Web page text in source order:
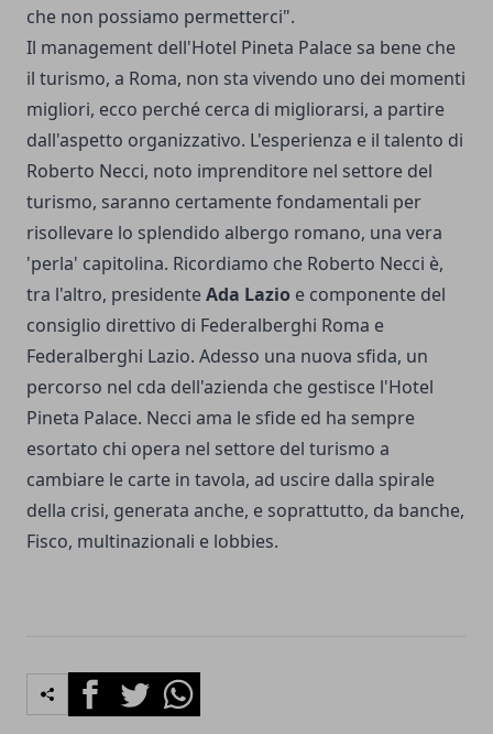
che non possiamo permetterci".
Il management dell'Hotel Pineta Palace sa bene che
il turismo, a Roma, non sta vivendo uno dei momenti
migliori, ecco perché cerca di migliorarsi, a partire
dall'aspetto organizzativo. L'esperienza e il talento di
Roberto Necci, noto imprenditore nel settore del
turismo, saranno certamente fondamentali per
risollevare lo splendido albergo romano, una vera
'perla' capitolina. Ricordiamo che Roberto Necci è,
tra l'altro, presidenteAda Lazio e componente del
consiglio direttivo di Federalberghi Roma e
Federalberghi Lazio. Adesso una nuova sfida, un
percorso nel cda dell'azienda che gestisce l'Hotel
Pineta Palace. Necci ama le sfide ed ha sempre
esortato chi opera nel settore del turismo a
cambiare le carte in tavola, ad uscire dalla spirale
della crisi, generata anche, e soprattutto, da banche,
Fisco, multinazionali e lobbies.
FacebookTwitterWhatsapp